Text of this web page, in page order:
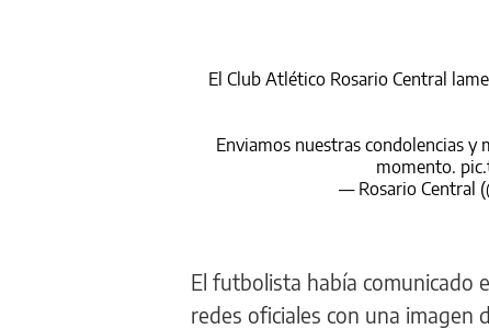
El Club Atlético Rosario Central
Enviamos nuestras condolencias
momento.
— Rosario Central
El futbolista había comunicado
redes oficiales con una imagen